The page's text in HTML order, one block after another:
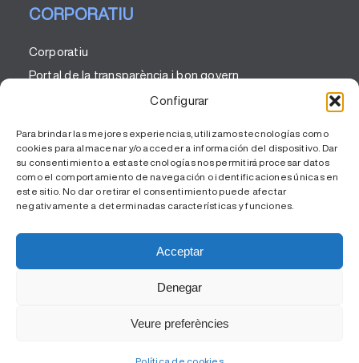
Configurar
Para brindar las mejores experiencias, utilizamos tecnologías como
cookies para almacenar y/o acceder a información del dispositivo. Dar
su consentimiento a estas tecnologías nos permitirá procesar datos
como el comportamiento de navegación o identificaciones únicas en
este sitio. No dar o retirar el consentimiento puede afectar
negativamente a determinadas características y funciones.
Acceptar
Denegar
Veure preferències
CORPORATIU
Corporatiu
Portal de la transparència i bon govern
RSC
Política de Cookies